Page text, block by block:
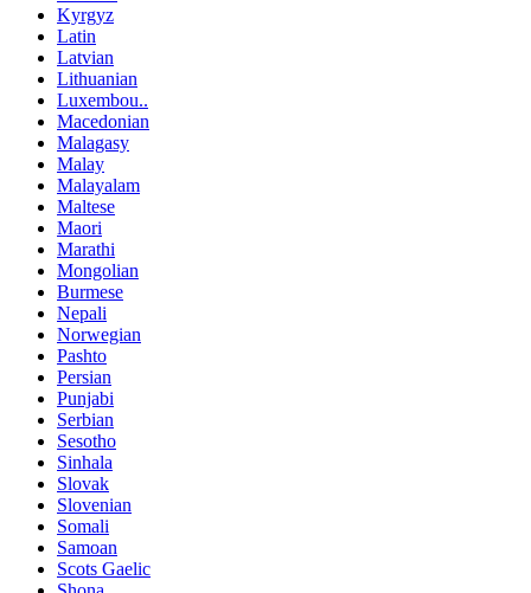
Kyrgyz
Latin
Latvian
Lithuanian
Luxembou..
Macedonian
Malagasy
Malay
Malayalam
Maltese
Maori
Marathi
Mongolian
Burmese
Nepali
Norwegian
Pashto
Persian
Punjabi
Serbian
Sesotho
Sinhala
Slovak
Slovenian
Somali
Samoan
Scots Gaelic